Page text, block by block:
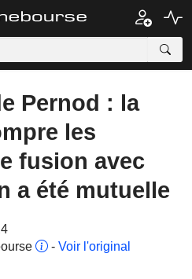
Pernod : la
les
fusion avec
a été mutuelle
- Voir l'original